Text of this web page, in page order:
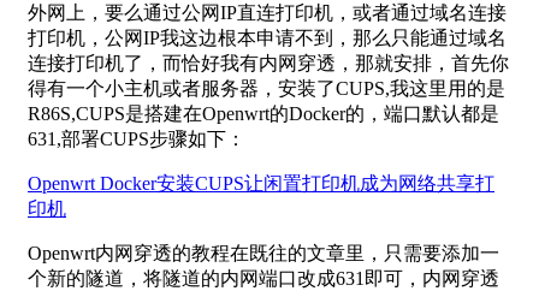
外网上，要么通过公网IP直连打印机，或者通过域名连接
打印机，公网IP我这边根本申请不到，那么只能通过域名
连接打印机了，而恰好我有内网穿透，那就安排，首先你
得有一个小主机或者服务器，安装了CUPS,我这里用的是
R86S,CUPS是搭建在Openwrt的Docker的，端口默认都是
631,部署CUPS步骤如下：
Openwrt Docker安装CUPS让闲置打印机成为网络共享打
印机
Openwrt内网穿透的教程在既往的文章里，只需要添加一
个新的隧道，将隧道的内网端口改成631即可，内网穿透